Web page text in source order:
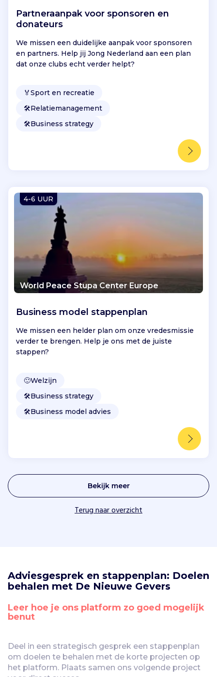
Partneraanpak voor sponsoren en
donateurs
We missen een duidelijke aanpak voor sponsoren
en partners. Help jij Jong Nederland aan een plan
dat onze clubs echt verder helpt?
🏅Sport en recreatie
🛠️Relatiemanagement
🛠️Business strategy
4-6 UUR
World Peace Stupa Center Europe
Business model stappenplan
We missen een helder plan om onze vredesmissie
verder te brengen. Help je ons met de juiste
stappen?
🙂Welzijn
🛠️Business strategy
🛠️Business model advies
Bekijk meer
Terug naar overzicht
Adviesgesprek en stappenplan: Doelen
behalen met De Nieuwe Gevers
Leer hoe je ons platform zo goed mogelijk
benut
Deel in een strategisch gesprek een stappenplan
om doelen te behalen met de korte projecten op
het platform. Plaats samen ons volgende project